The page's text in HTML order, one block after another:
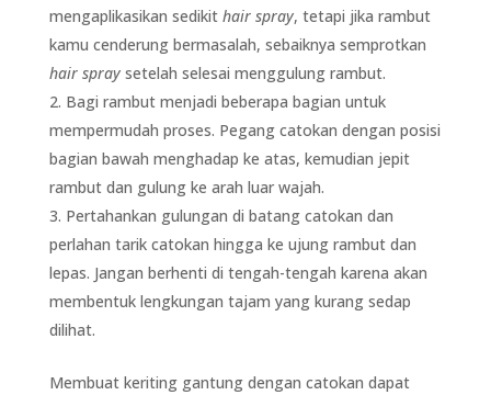
mengaplikasikan sedikit hair spray, tetapi jika rambut
kamu cenderung bermasalah, sebaiknya semprotkan
hair spray setelah selesai menggulung rambut.
Bagi rambut menjadi beberapa bagian untuk
mempermudah proses. Pegang catokan dengan posisi
bagian bawah menghadap ke atas, kemudian jepit
rambut dan gulung ke arah luar wajah.
Pertahankan gulungan di batang catokan dan
perlahan tarik catokan hingga ke ujung rambut dan
lepas. Jangan berhenti di tengah-tengah karena akan
membentuk lengkungan tajam yang kurang sedap
dilihat.
Membuat keriting gantung dengan catokan dapat